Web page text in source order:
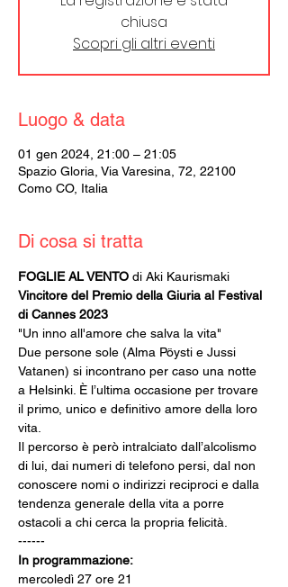
chiusa
Scopri gli altri eventi
Luogo & data
01 gen 2024, 21:00 – 21:05
Spazio Gloria, Via Varesina, 72, 22100
Como CO, Italia
Di cosa si tratta
FOGLIE AL VENTO di Aki Kaurismaki
Vincitore del Premio della Giuria al Festival
di Cannes 2023
"Un inno all'amore che salva la vita"
Due persone sole (Alma Pöysti e Jussi
Vatanen) si incontrano per caso una notte
a Helsinki. È l’ultima occasione per trovare
il primo, unico e definitivo amore della loro
vita.
Il percorso è però intralciato dall’alcolismo
di lui, dai numeri di telefono persi, dal non
conoscere nomi o indirizzi reciproci e dalla
tendenza generale della vita a porre
ostacoli a chi cerca la propria felicità.
------
In programmazione:
mercoledì 27 ore 21